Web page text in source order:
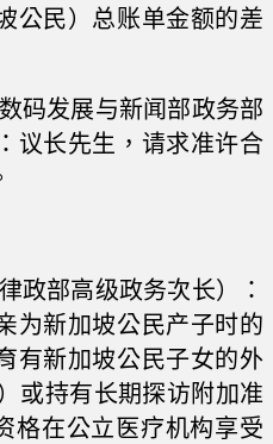
公民）总账单金额的差
码发展与新闻部政务部
议长先生，请求准许合
政部高级政务次长）：
为新加坡公民产子时的
有新加坡公民子女的外
或持有长期探访附加准
格在公立医疗机构享受